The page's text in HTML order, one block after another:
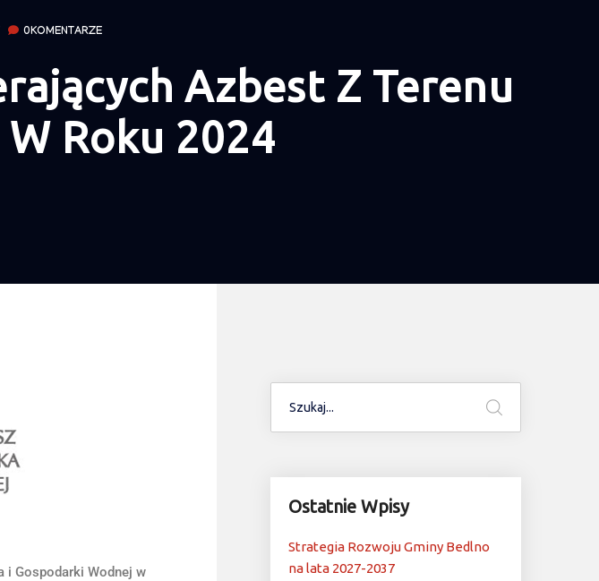
0KOMENTARZE
Azbest Z Terenu
Roku 2024
i Gospodarki Wodnej w
Ostatnie Wpisy
Strategia Rozwoju Gminy Bedlno
na lata 2027-2037